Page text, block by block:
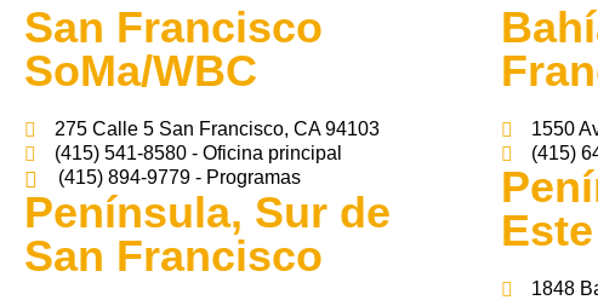
San Francisco
SoMa/WBC
275 Calle 5 San Francisco, CA 94103
(415) 541-8580 - Oficina principal
(415) 894-9779 - Programas
Península, Sur de
San Francisco
1550
(415)
Este
1848